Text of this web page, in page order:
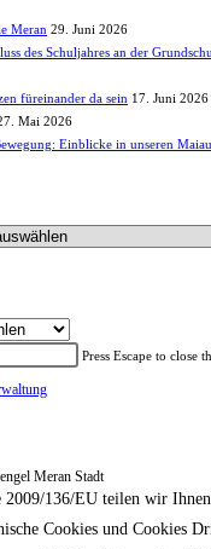
Meran 29. Juni 2026
des Schuljahres an der
füreinander da sein 17. Juni 2026
Mai 2026
Einblicke in unseren
Press Escape to close
Meran Stadt
136/EU teilen wir
Cookies und Cookies